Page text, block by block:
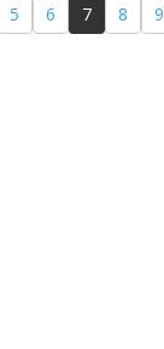
5 6 7 8 9